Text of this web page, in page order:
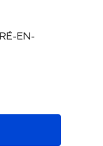
EN-